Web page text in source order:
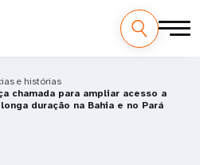
e histórias
chamada para ampliar acesso a
duração na Bahia e no Pará